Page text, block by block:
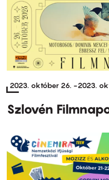
2023. október 26. -2023.
Szlovén